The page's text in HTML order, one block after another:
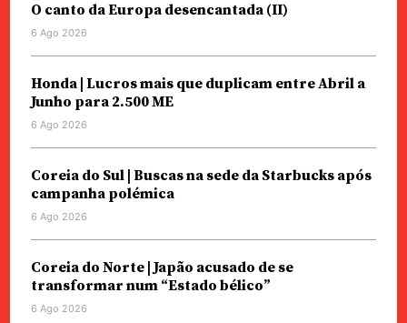
O canto da Europa desencantada (II)
6 Ago 2026
Honda | Lucros mais que duplicam entre Abril a
Junho para 2.500 ME
6 Ago 2026
Coreia do Sul | Buscas na sede da Starbucks após
campanha polémica
6 Ago 2026
Coreia do Norte | Japão acusado de se
transformar num “Estado bélico”
6 Ago 2026